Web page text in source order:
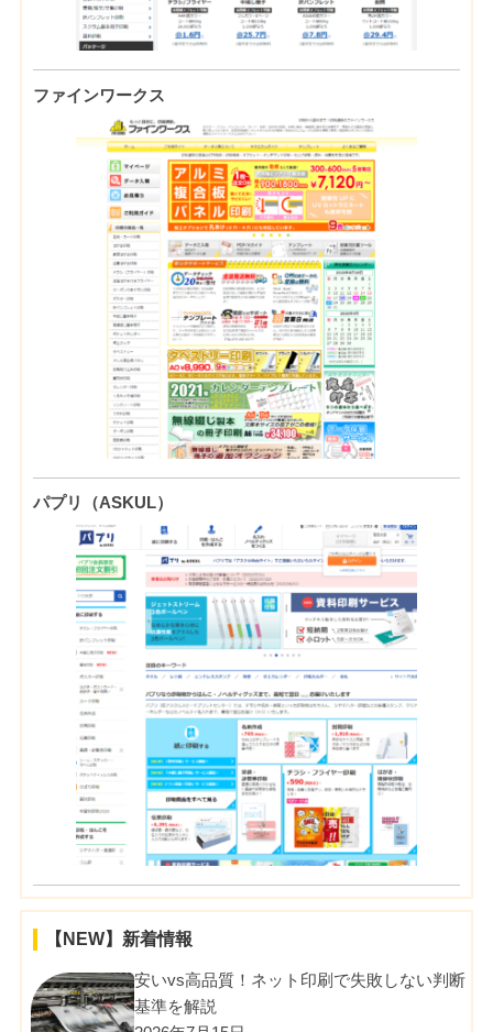
ファインワークス
パプリ（ASKUL）
【NEW】新着情報
安いvs高品質！ネット印刷で失敗しない判断
基準を解説